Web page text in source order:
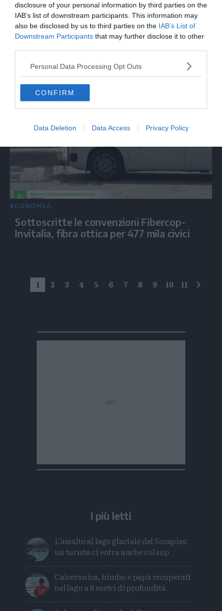
disclosure of your personal information by third parties on the
IAB’s list of downstream participants. This information may
also be disclosed by us to third parties on the IAB’s List of
Downstream Participants that may further disclose it to other
Personal Data Processing Opt Outs
CONFIRM
Data Deletion Data Access Privacy Policy
SPETTACOLO
Beppe Carletti: «Guccini è stato un
Nomade»
ECONOMIA
Sottoscritte le convenzioni Fibercop-
Invitalia, fibra ottica per 477 mila civici
1 2 3 4 5 6 7 8 9 10 11
I più letti
L'assalto al lago glaciale del Sorapiss:
un turista ci entra anche col sup
Calceranica, bimbo e papà recuperati
nel lago a 8 metri di profondità